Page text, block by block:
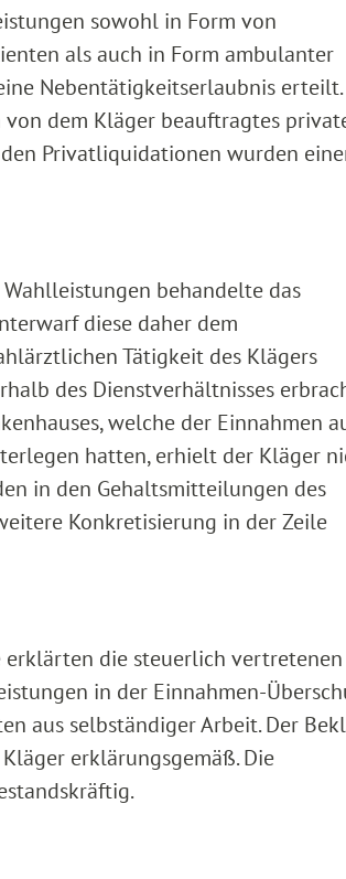
sowohl in Form von
als auch in Form ambulanter
Nebentätigkeitserlaubnis
dem Kläger beauftragtes
Privatliquidationen wurden
behandelte das
diese daher dem
Tätigkeit des Klägers
des Dienstverhältnisses
welche der Einnahmen
hatten, erhielt der Kläger
in den Gehaltsmitteilungen des
Konkretisierung in der Zeile
die steuerlich vertretenen
in der Einnahmen-
aus selbständiger Arbeit. Der
erklärungsgemäß. Die